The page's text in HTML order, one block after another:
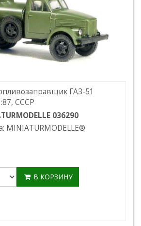
ГАЗ-51
СССР
036290
MINIATURMODELLE®
В КОРЗИНУ